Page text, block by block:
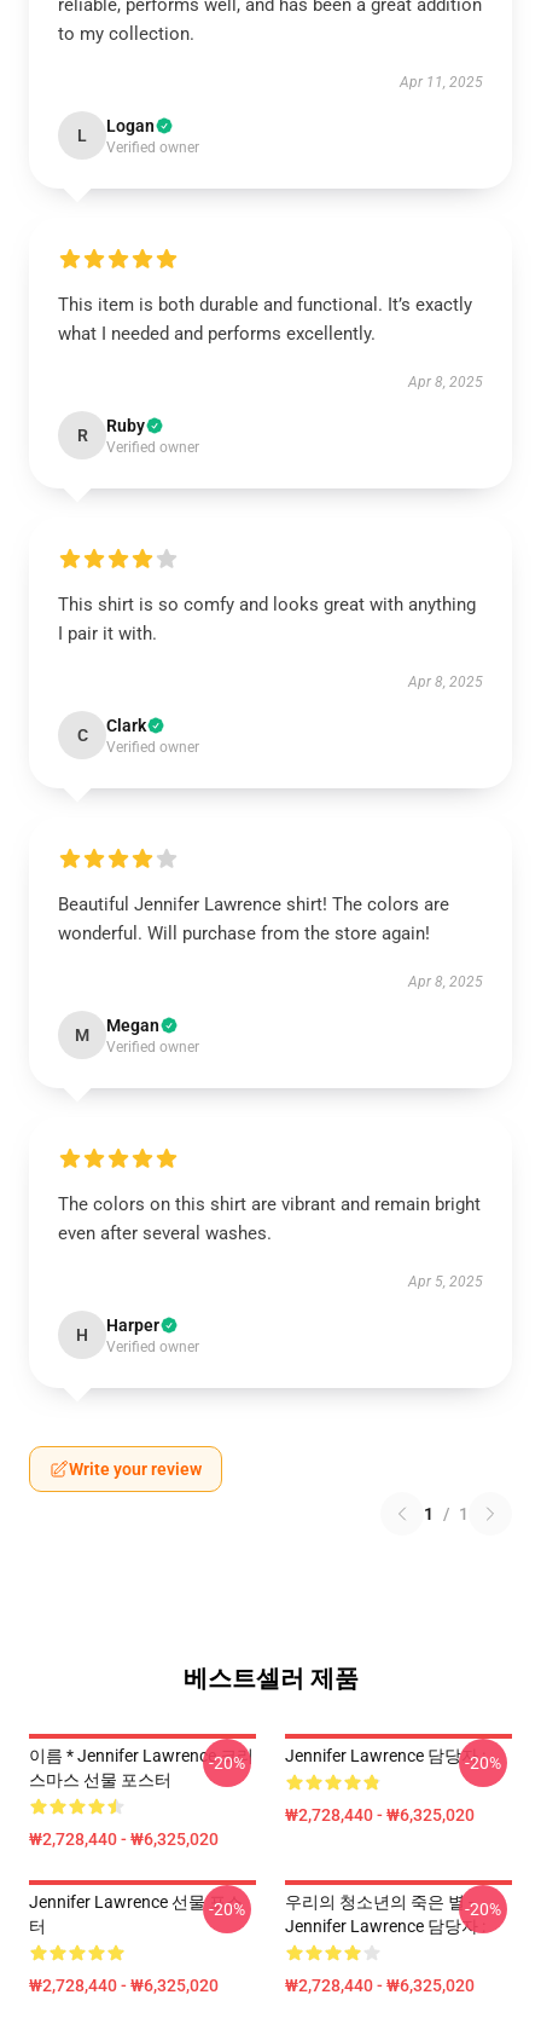
reliable, performs well, and has been a great addition
to my collection.
Apr 11, 2025
L Logan
Verified owner
This item is both durable and functional. It’s exactly
what I needed and performs excellently.
Apr 8, 2025
R Ruby
Verified owner
This shirt is so comfy and looks great with anything
I pair it with.
Apr 8, 2025
C Clark
Verified owner
Beautiful Jennifer Lawrence shirt! The colors are
wonderful. Will purchase from the store again!
Apr 8, 2025
M Megan
Verified owner
The colors on this shirt are vibrant and remain bright
even after several washes.
Apr 5, 2025
H Harper
Verified owner
Write your review
1 / 1
베스트셀러 제품
이름 * Jennifer Lawrence 크리
스마스 선물 포스터
₩2,728,440 - ₩6,325,020
-20% Jennifer Lawrence 담당자 :
₩2,728,440 - ₩6,325,020
-20%
Jennifer Lawrence 선물 포스
터
₩2,728,440 - ₩6,325,020
-20%
우리의 청소년의 죽은 별 -
Jennifer Lawrence 담당자 :
₩2,728,440 - ₩6,325,020
-20%